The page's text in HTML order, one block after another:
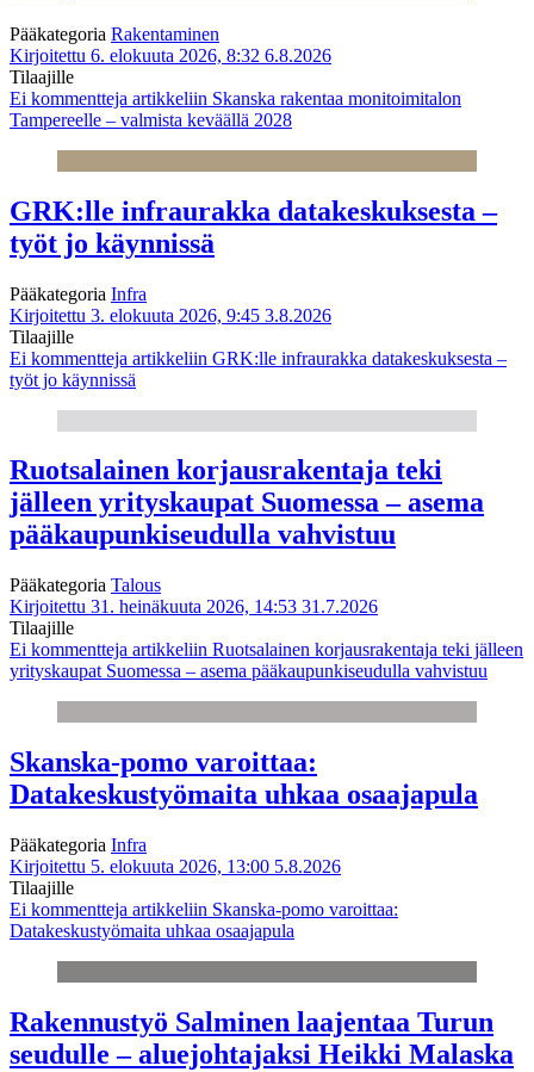
Pääkategoria Rakentaminen
Kirjoitettu 6. elokuuta 2026, 8:32 6.8.2026
Tilaajille
Ei kommentteja artikkeliin Skanska rakentaa monitoimitalon
Tampereelle – valmista keväällä 2028
GRK:lle infraurakka datakeskuksesta –
työt jo käynnissä
Pääkategoria Infra
Kirjoitettu 3. elokuuta 2026, 9:45 3.8.2026
Tilaajille
Ei kommentteja artikkeliin GRK:lle infraurakka datakeskuksesta –
työt jo käynnissä
Ruotsalainen korjausrakentaja teki
jälleen yrityskaupat Suomessa – asema
pääkaupunkiseudulla vahvistuu
Pääkategoria Talous
Kirjoitettu 31. heinäkuuta 2026, 14:53 31.7.2026
Tilaajille
Ei kommentteja artikkeliin Ruotsalainen korjausrakentaja teki jälleen
yrityskaupat Suomessa – asema pääkaupunkiseudulla vahvistuu
Skanska-pomo varoittaa:
Datakeskustyömaita uhkaa osaajapula
Pääkategoria Infra
Kirjoitettu 5. elokuuta 2026, 13:00 5.8.2026
Tilaajille
Ei kommentteja artikkeliin Skanska-pomo varoittaa:
Datakeskustyömaita uhkaa osaajapula
Rakennustyö Salminen laajentaa Turun
seudulle – aluejohtajaksi Heikki Malaska